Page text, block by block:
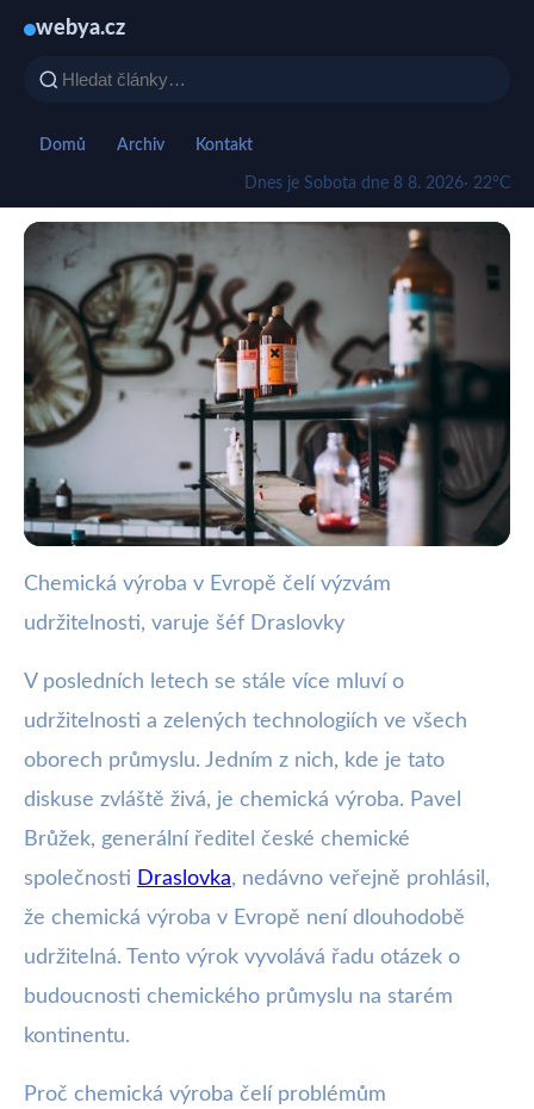
webya.cz
Domů Archiv Kontakt
Dnes je Sobota dne 8 8. 2026· 22°C
webya.cz
Varování šéfa Draslovky:
Chemický průmysl v EU není
udržitelný
Chemická výroba v Evropě čelí výzvám
udržitelnosti, varuje šéf Draslovky
V posledních letech se stále více mluví o
udržitelnosti a zelených technologiích ve všech
oborech průmyslu. Jedním z nich, kde je tato
diskuse zvláště živá, je chemická výroba. Pavel
Brůžek, generální ředitel české chemické
společnosti Draslovka, nedávno veřejně prohlásil,
že chemická výroba v Evropě není dlouhodobě
udržitelná. Tento výrok vyvolává řadu otázek o
budoucnosti chemického průmyslu na starém
kontinentu.
Proč chemická výroba čelí problémům